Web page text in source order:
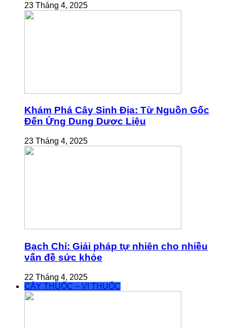
23 Tháng 4, 2025
Khám Phá Cây Sinh Địa: Từ Nguồn Gốc
Đến Ứng Dụng Dược Liệu
23 Tháng 4, 2025
Bạch Chỉ: Giải pháp tự nhiên cho nhiều
vấn đề sức khỏe
22 Tháng 4, 2025
CÂY THUỐC – VỊ THUỐC